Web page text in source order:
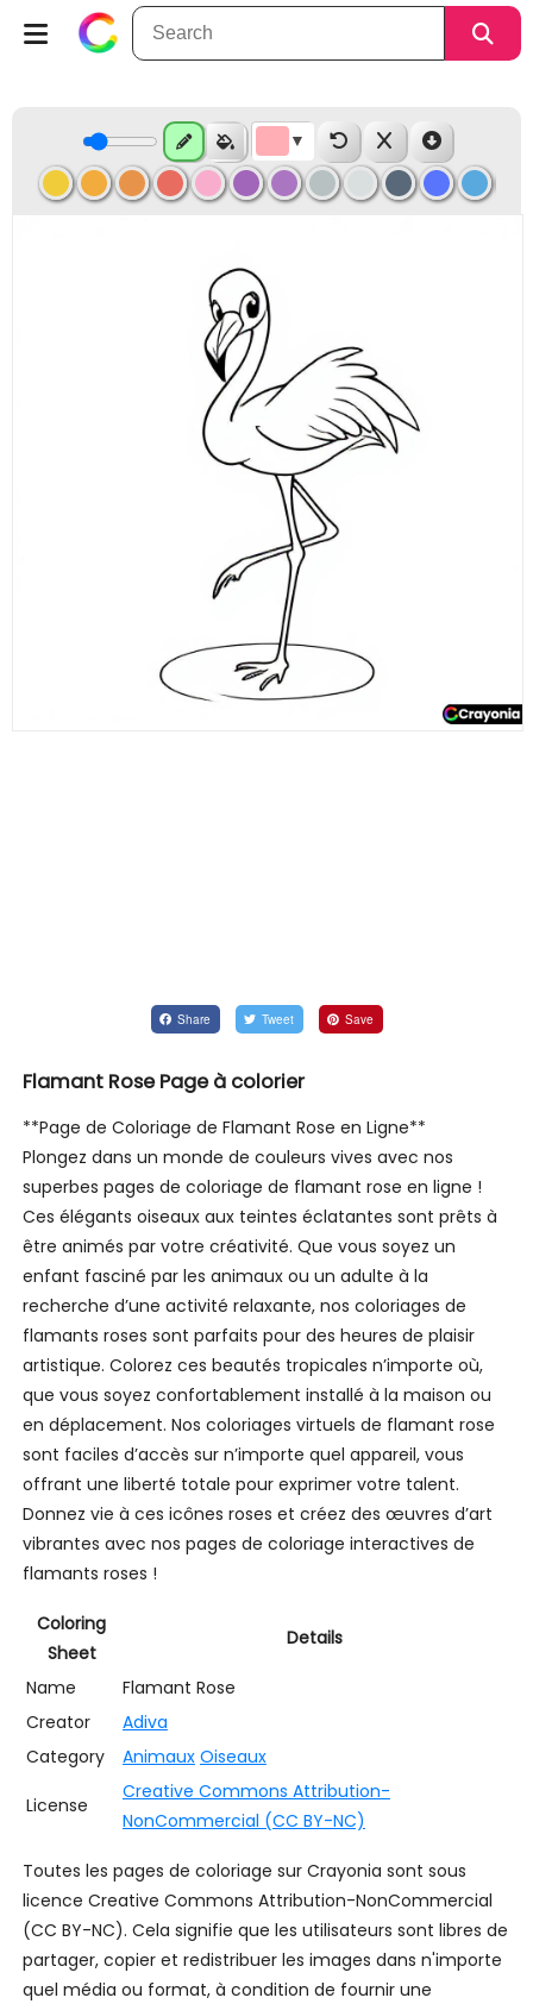
Share Tweet Save
Flamant Rose Page à colorier
**Page de Coloriage de Flamant Rose en Ligne**
Plongez dans un monde de couleurs vives avec nos
superbes pages de coloriage de flamant rose en ligne !
Ces élégants oiseaux aux teintes éclatantes sont prêts à
être animés par votre créativité. Que vous soyez un
enfant fasciné par les animaux ou un adulte à la
recherche d’une activité relaxante, nos coloriages de
flamants roses sont parfaits pour des heures de plaisir
artistique. Colorez ces beautés tropicales n’importe où,
que vous soyez confortablement installé à la maison ou
en déplacement. Nos coloriages virtuels de flamant rose
sont faciles d’accès sur n’importe quel appareil, vous
offrant une liberté totale pour exprimer votre talent.
Donnez vie à ces icônes roses et créez des œuvres d’art
vibrantes avec nos pages de coloriage interactives de
flamants roses !
Coloring
Sheet
Details
Name
Flamant Rose
Creator
Adiva
Category
Animaux Oiseaux
License
Creative Commons Attribution-
NonCommercial (CC BY-NC)
Toutes les pages de coloriage sur Crayonia sont sous
licence Creative Commons Attribution-NonCommercial
(CC BY-NC). Cela signifie que les utilisateurs sont libres de
partager, copier et redistribuer les images dans n'importe
quel média ou format, à condition de fournir une